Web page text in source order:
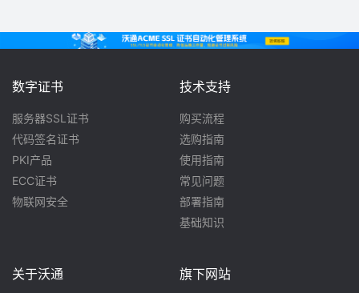
数字证书
服务器SSL证书
代码签名证书
PKI产品
ECC证书
物联网安全
技术支持
购买流程
选购指南
使用指南
常见问题
部署指南
基础知识
关于沃通 旗下网站